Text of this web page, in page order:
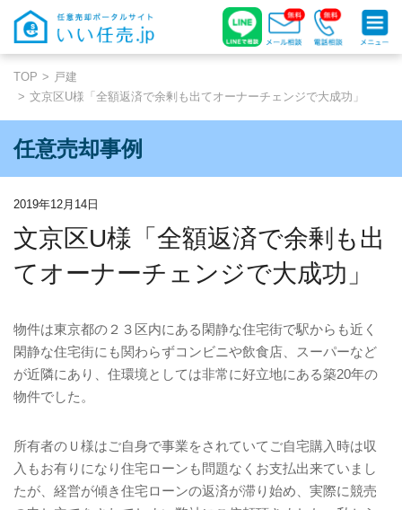
TOP
戸建
文京区U様「全額返済で余剰も出てオーナーチェンジで大成功」
任意売却事例
2019年12月14日
文京区U様「全額返済で余剰も出
てオーナーチェンジで大成功」
物件は東京都の２３区内にある閑静な住宅街で駅からも近く
閑静な住宅街にも関わらずコンビニや飲食店、スーパーなど
が近隣にあり、住環境としては非常に好立地にある築20年の
物件でした。
所有者のＵ様はご自身で事業をされていてご自宅購入時は収
入もお有りになり住宅ローンも問題なくお支払出来ていまし
たが、経営が傾き住宅ローンの返済が滞り始め、実際に競売